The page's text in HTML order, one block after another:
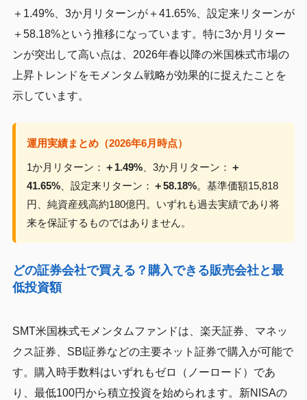
＋1.49%、3か月リターンが＋41.65%、設定来リターンが
＋58.18%という推移になっています。特に3か月リター
ンが突出して高い点は、2026年春以降の米国株式市場の
上昇トレンドをモメンタム戦略が効果的に捉えたことを
示しています。
運用実績まとめ（2026年6月時点）
1か月リターン： ＋1.49%、3か月リターン： ＋
41.65%、設定来リターン： ＋58.18%。基準価額15,818
円、純資産残高約180億円。いずれも過去実績であり将
来を保証するものではありません。
どの証券会社で買える？購入できる販売会社と最
低投資額
SMT米国株式モメンタムファンドは、楽天証券、マネッ
クス証券、SBI証券などの主要ネット証券で購入が可能で
す。購入時手数料はいずれもゼロ（ノーロード）であ
り、最低100円から積立投資を始められます。新NISAの